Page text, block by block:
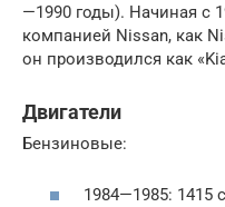
—1990 годы). Начиная с
компанией Nissan, как
он производился как
Двигатели
Бензиновые:
1984—1985: 1415